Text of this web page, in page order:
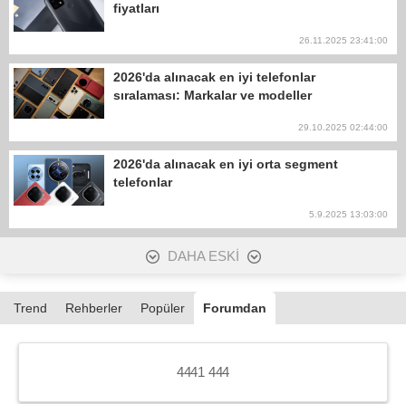
fiyatları
26.11.2025 23:41:00
2026'da alınacak en iyi telefonlar
sıralaması: Markalar ve modeller
29.10.2025 02:44:00
2026'da alınacak en iyi orta segment
telefonlar
5.9.2025 13:03:00
DAHA ESKİ
Trend Rehberler Popüler Forumdan
4441 444